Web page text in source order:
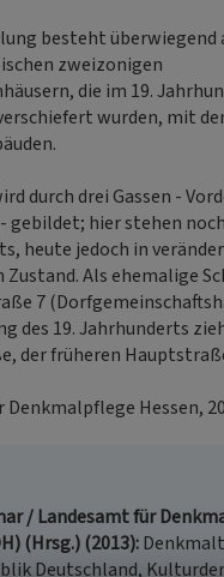
besteht überwiegend
zweizonigen
die im 19.
wurden, mit
durch drei Gassen -
hier stehen noch
heute jedoch in
Als ehemalige
7
des 19. Jahrhunderts
der früheren
Hessen,
/ Landesamt für
(Hrsg.) (2013)
Deutschland,